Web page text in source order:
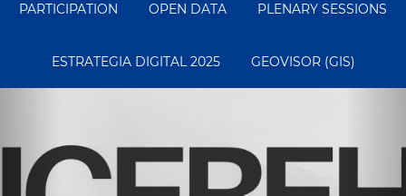
PARTICIPATION OPEN DATA PLENARY SESSIONS
ESTRATEGIA DIGITAL 2025 GEOVISOR (GIS)